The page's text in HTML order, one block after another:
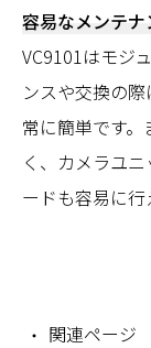
容易なメンテ
VC9101はモジ
ンスや交換の
常に簡単です
く、カメラユ
ードも容易に行
関連ページ